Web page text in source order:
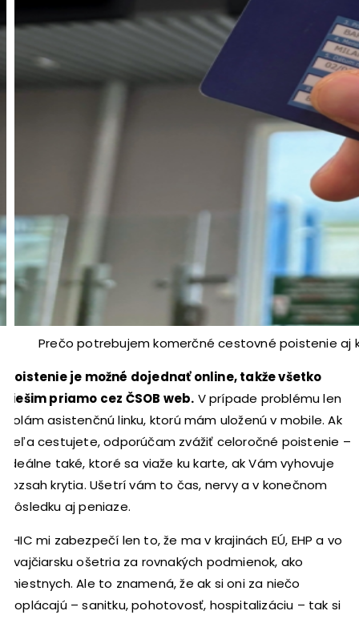
Prečo potrebujem komerčné cestovné poistenie aj
Poistenie je možné dojednať online, takže všetko
riešim priamo cez ČSOB web. V prípade problému len
volám asistenčnú linku, ktorú mám uloženú v mobile. Ak
veľa cestujete, odporúčam zvážiť celoročné poistenie –
ideálne také, ktoré sa viaže ku karte, ak Vám vyhovuje
rozsah krytia. Ušetrí vám to čas, nervy a v konečnom
dôsledku aj peniaze.
EHIC mi zabezpečí len to, že ma v krajinách EÚ, EHP a vo
Švajčiarsku ošetria za rovnakých podmienok, ako
miestnych. Ale to znamená, že ak si oni za niečo
doplácajú – sanitku, pohotovosť, hospitalizáciu – tak si